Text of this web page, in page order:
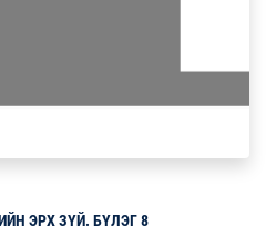
ЭРХ ЗҮЙ. БҮЛЭГ 8